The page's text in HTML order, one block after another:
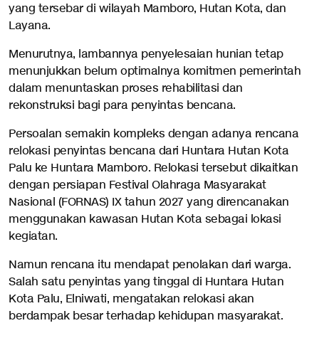
yang tersebar di wilayah Mamboro, Hutan Kota, dan
Layana.
Menurutnya, lambannya penyelesaian hunian tetap
menunjukkan belum optimalnya komitmen pemerintah
dalam menuntaskan proses rehabilitasi dan
rekonstruksi bagi para penyintas bencana.
Persoalan semakin kompleks dengan adanya rencana
relokasi penyintas bencana dari Huntara Hutan Kota
Palu ke Huntara Mamboro. Relokasi tersebut dikaitkan
dengan persiapan Festival Olahraga Masyarakat
Nasional (FORNAS) IX tahun 2027 yang direncanakan
menggunakan kawasan Hutan Kota sebagai lokasi
kegiatan.
Namun rencana itu mendapat penolakan dari warga.
Salah satu penyintas yang tinggal di Huntara Hutan
Kota Palu, Elniwati, mengatakan relokasi akan
berdampak besar terhadap kehidupan masyarakat.